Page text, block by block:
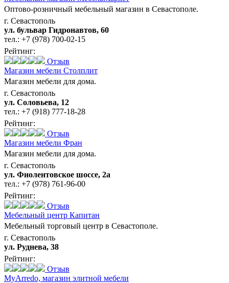
Оптово-розничный мебельный магазин в Севастополе.
г. Севастополь
ул. бульвар Гидронавтов, 60
тел.: +7 (978) 700-02-15
Рейтинг:
Отзыв
Магазин мебели Столплит
Магазин мебели для дома.
г. Севастополь
ул. Соловьева, 12
тел.: +7 (918) 777-18-28
Рейтинг:
Отзыв
Магазин мебели Фран
Магазин мебели для дома.
г. Севастополь
ул. Фиолентовское шоссе, 2а
тел.: +7 (978) 761-96-00
Рейтинг:
Отзыв
Мебельный центр Капитан
Мебельный торговый центр в Севастополе.
г. Севастополь
ул. Руднева, 38
Рейтинг:
Отзыв
MyArredo, магазин элитной мебели